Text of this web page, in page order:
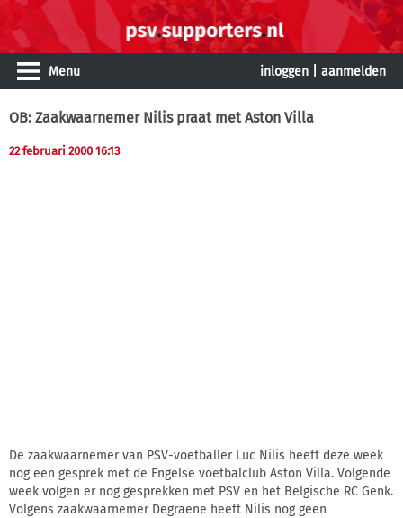
Menu inloggen aanmelden
OB: Zaakwaarnemer Nilis praat met Aston Villa
22 februari 2000 16:13
De zaakwaarnemer van PSV-voetballer Luc Nilis heeft deze week
nog een gesprek met de Engelse voetbalclub Aston Villa. Volgende
week volgen er nog gesprekken met PSV en het Belgische RC Genk.
Volgens zaakwaarnemer Degraene heeft Nilis nog geen